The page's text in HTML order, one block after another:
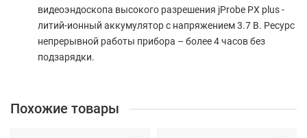
видеоэндоскопа высокого разрешения jProbe PX plus -
литий-ионный аккумулятор с напряжением 3.7 В. Ресурс
непрерывной работы прибора – более 4 часов без
подзарядки.
Похожие товары